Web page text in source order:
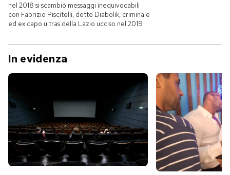
nel 2018 si scambiò messaggi inequivocabili
con Fabrizio Piscitelli, detto Diabolik, criminale
ed ex capo ultras della Lazio ucciso nel 2019
In evidenza